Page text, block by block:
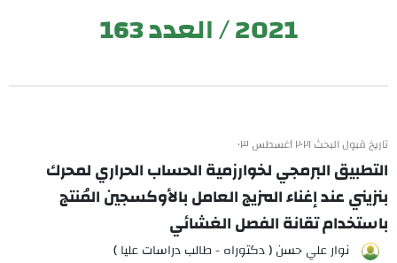
2021 / العدد 163
تاريخ قبول البحث ٢٠٢١ أغسطس ٠٣
التطبيق البرمجي لخوارزمية الحساب الحراري لمحرك
بنزيني عند إغناء المزيج العامل بالأوكسجين المُنتج
باستخدام تقانة الفصل الغشائي
نوار علي حسن ( دكتوراه - طالب دراسات عليا )